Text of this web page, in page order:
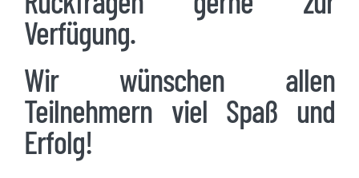
Verfügung.
Wir wünschen allen
Teilnehmern viel Spaß und
Erfolg!